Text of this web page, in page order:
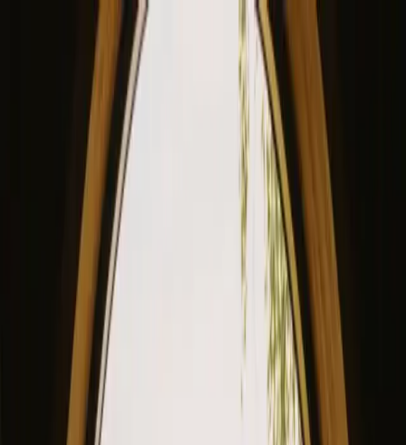
View our site in English? Click here